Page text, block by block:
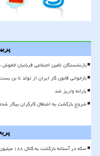
بازنشستگان تأمین اجتماعی قربانیان
بازخوانی قانون کار ایران از تولد تا بن بست
یارانه واریز شد
شروع بازگشت به اشتغال کارگران بیکار
سکه در آستانه بازگشت به کانال ۱۸۸ میلیون تومان